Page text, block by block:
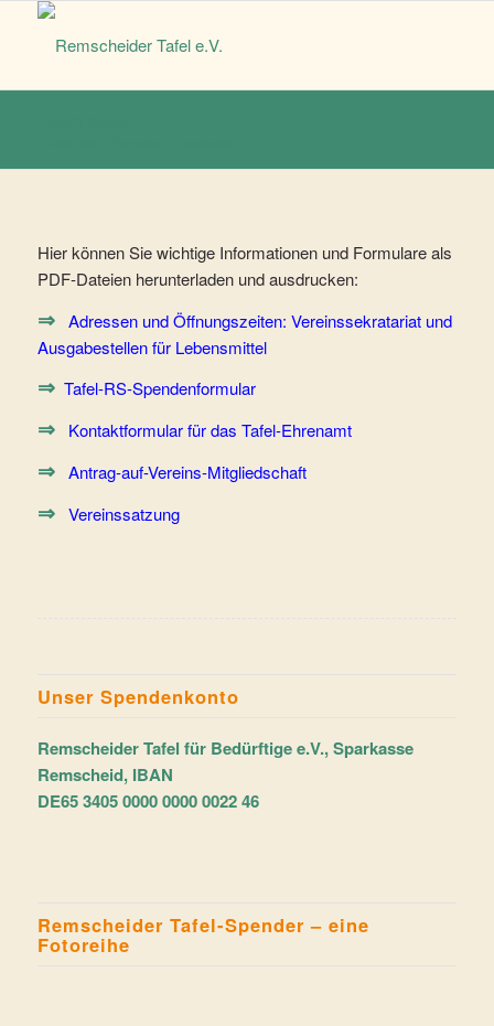
Hier können Sie wichtige Informationen und Formulare als
PDF-Dateien herunterladen und ausdrucken:
⇒ Adressen und Öffnungszeiten: Vereinssekratariat und
Ausgabestellen für Lebensmittel
⇒ Tafel-RS-Spendenformular
⇒ Kontaktformular für das Tafel-Ehrenamt
⇒ Antrag-auf-Vereins-Mitgliedschaft
⇒ Vereinssatzung
Unser Spendenkonto
Remscheider Tafel für Bedürftige e.V., Sparkasse
Remscheid, IBAN
DE65 3405 0000 0000 0022 46
Remscheider Tafel-Spender – eine
Fotoreihe